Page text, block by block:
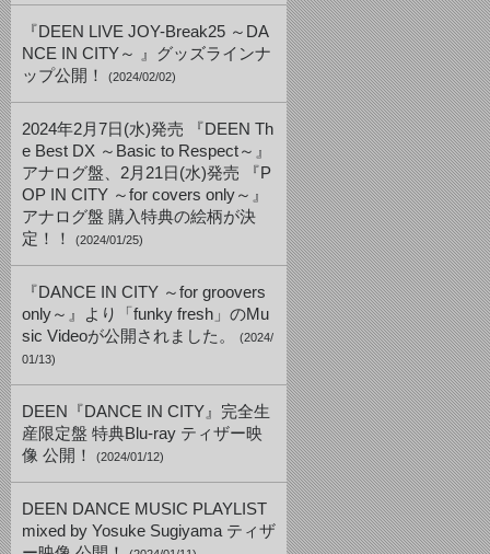
『DEEN LIVE JOY-Break25 ～DA
NCE IN CITY～ 』グッズラインナ
ップ公開！
(2024/02/02)
2024年2月7日(水)発売 『DEEN Th
e Best DX ～Basic to Respect～』
アナログ盤、2月21日(水)発売 『P
OP IN CITY ～for covers only～』
アナログ盤 購入特典の絵柄が決
定！！
(2024/01/25)
『DANCE IN CITY ～for groovers
only～』より「funky fresh」のMu
sic Videoが公開されました。
(2024/
01/13)
DEEN『DANCE IN CITY』完全生
産限定盤 特典Blu-ray ティザー映
像 公開！
(2024/01/12)
DEEN DANCE MUSIC PLAYLIST
mixed by Yosuke Sugiyama ティザ